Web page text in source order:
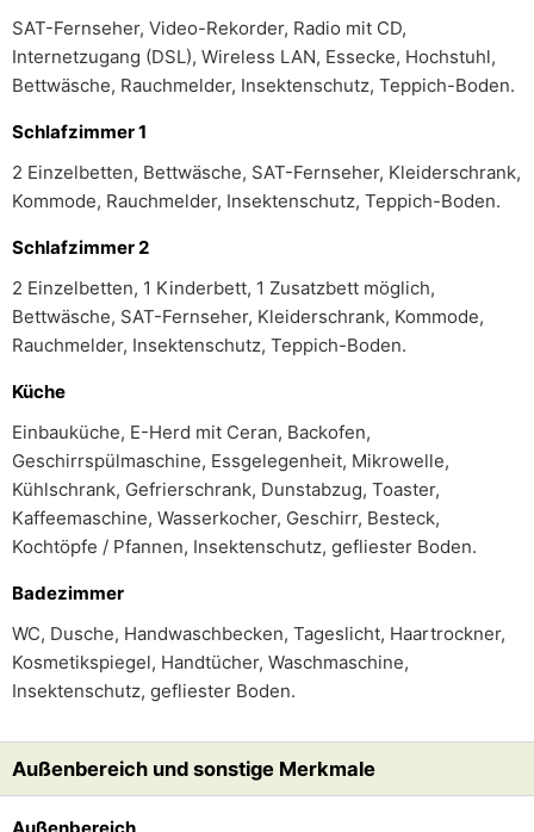
SAT-Fernseher, Video-Rekorder, Radio mit CD,
Internetzugang (DSL), Wireless LAN, Essecke, Hochstuhl,
Bettwäsche, Rauchmelder, Insektenschutz, Teppich-Boden.
Schlafzimmer 1
2 Einzelbetten, Bettwäsche, SAT-Fernseher, Kleiderschrank,
Kommode, Rauchmelder, Insektenschutz, Teppich-Boden.
Schlafzimmer 2
2 Einzelbetten, 1 Kinderbett, 1 Zusatzbett möglich,
Bettwäsche, SAT-Fernseher, Kleiderschrank, Kommode,
Rauchmelder, Insektenschutz, Teppich-Boden.
Küche
Einbauküche, E-Herd mit Ceran, Backofen,
Geschirrspülmaschine, Essgelegenheit, Mikrowelle,
Kühlschrank, Gefrierschrank, Dunstabzug, Toaster,
Kaffeemaschine, Wasserkocher, Geschirr, Besteck,
Kochtöpfe / Pfannen, Insektenschutz, gefliester Boden.
Badezimmer
WC, Dusche, Handwaschbecken, Tageslicht, Haartrockner,
Kosmetikspiegel, Handtücher, Waschmaschine,
Insektenschutz, gefliester Boden.
Außenbereich und sonstige Merkmale